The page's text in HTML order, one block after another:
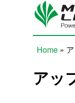
Skip to main content
Home »
アッ